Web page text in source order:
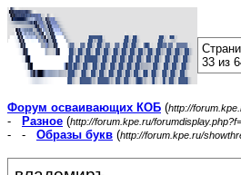
33 из
Форум осваивающих КОБ (http://
-
Разное (http://forum.kpe.ru/
- - Образы букв (http://forum.kpe.ru/